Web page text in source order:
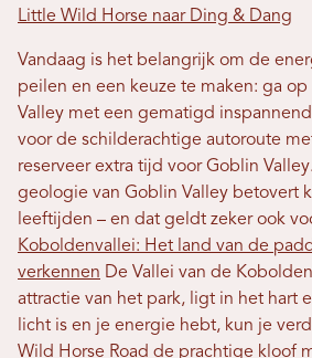
Little Wild Horse naar Ding & Dang
Vandaag is het belangrijk om de
peilen en een keuze te maken: ga
Valley met een gematigd
voor de schilderachtige autoroute
reserveer extra tijd voor Goblin
geologie van Goblin Valley betovert
leeftijden – en dat geldt zeker ook
Koboldenvallei: Het land van de
verkennen De Vallei van de
attractie van het park, ligt in het hart
licht is en je energie hebt, kun je
Wild Horse Road de prachtige kloof